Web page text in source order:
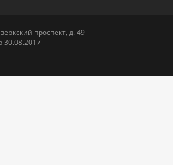
проспект, д. 49
30.08.2017